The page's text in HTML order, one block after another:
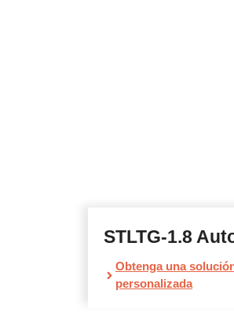
STLTG-1.8
Obtenga una
personalizada